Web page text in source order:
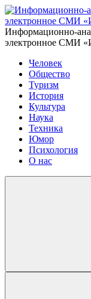
Информационно-
электронное СМИ
Человек
Общество
Туризм
История
Культура
Наука
Техника
Юмор
Психология
О нас